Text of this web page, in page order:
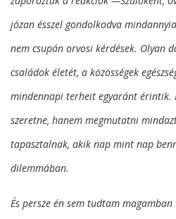
józan ésszel gondolkodva
nem csupán orvosi kérdések. Olyan
családok életét, a közösségek
mindennapi terheit egyaránt érintik.
szeretne, hanem megmutatni
tapasztalnak, akik nap mint nap
dilemmában.
És persze én sem tudtam